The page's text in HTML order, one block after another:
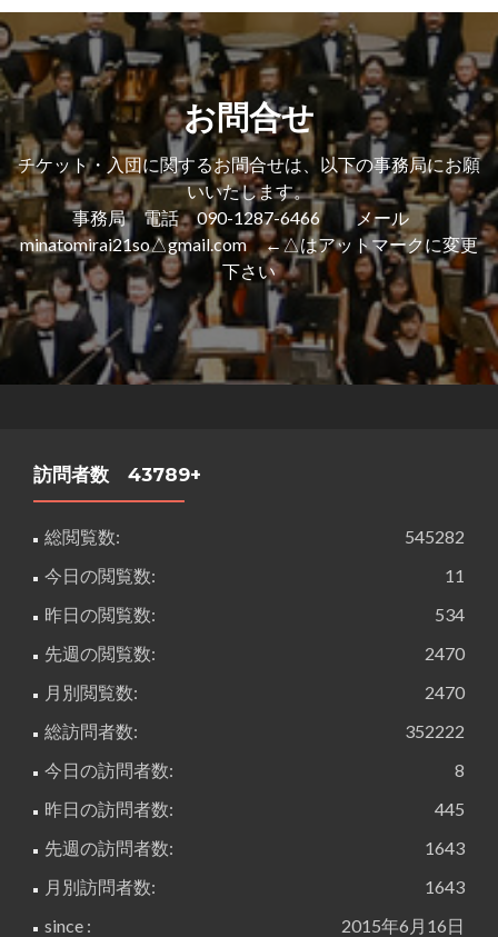
祝）
第
３
０
回
チ
ケ
ッ
ト
販
売
終
了
期
限
の
お
知
せ
お問合せ
チケット・入団に関するお問合せは、以下の事務局にお願
いいたします。
事務局 電話 090-1287-6466 メール
minatomirai21so△gmail.com ←△はアットマークに変更
下さい
訪問者数 43789+
545282
総閲覧数:
11
今日の閲覧数:
534
昨日の閲覧数:
2470
先週の閲覧数:
2470
月別閲覧数:
352222
総訪問者数:
8
今日の訪問者数:
445
昨日の訪問者数:
1643
先週の訪問者数:
1643
月別訪問者数:
2015年6月16日
since :